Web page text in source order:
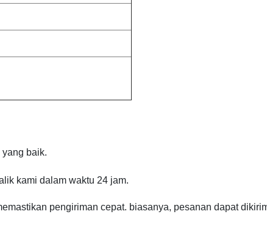
baik.
kami dalam waktu 24 jam.
pengiriman cepat. biasanya, pesanan dapat